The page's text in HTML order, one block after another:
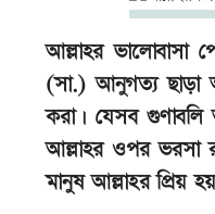
আল্লাহর ভালোবাসা
(সা.) আনুগত্য ছাড়া
করা। যেসব গুণাবলি
আল্লাহর ওপর ভরসা
মানুষ আল্লাহর প্রিয়